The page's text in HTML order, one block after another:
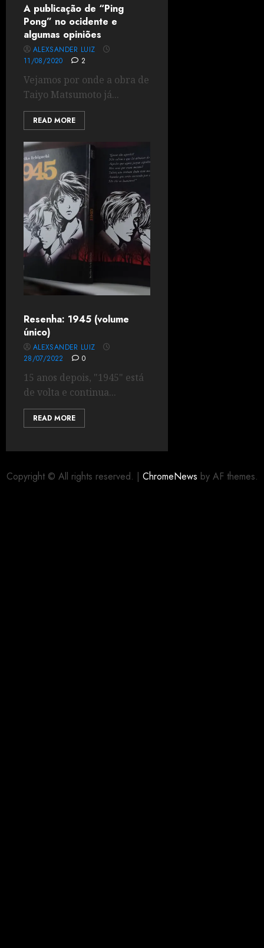
A publicação de “Ping
Pong” no ocidente e
algumas opiniões
ALEXSANDER LUIZ
11/08/2020
2
Vejamos por onde a obra de
Taiyo Matsumoto já...
READ MORE
Resenha: 1945 (volume
único)
ALEXSANDER LUIZ
28/07/2022
0
15 anos depois, "1945" está
de volta e continua...
READ MORE
Copyright © All rights reserved. | ChromeNews by AF themes.